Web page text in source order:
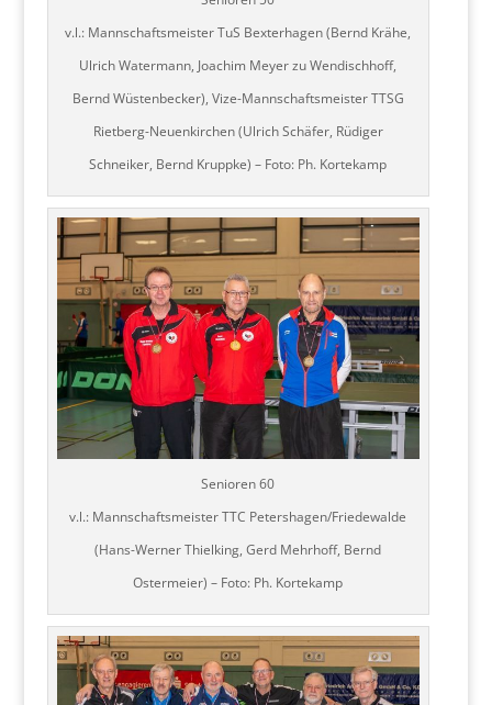
v.l.: Mannschaftsmeister TuS Bexterhagen (Bernd Krähe,
Ulrich Watermann, Joachim Meyer zu Wendischhoff,
Bernd Wüstenbecker), Vize-Mannschaftsmeister TTSG
Rietberg-Neuenkirchen (Ulrich Schäfer, Rüdiger
Schneiker, Bernd Kruppke) – Foto: Ph. Kortekamp
Senioren 60
v.l.: Mannschaftsmeister TTC Petershagen/Friedewalde
(Hans-Werner Thielking, Gerd Mehrhoff, Bernd
Ostermeier) – Foto: Ph. Kortekamp